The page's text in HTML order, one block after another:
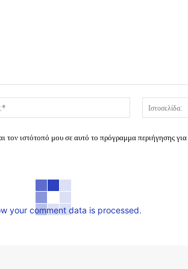
Email:*
τον ιστότοπό μου σε αυτό το πρόγραμμα περιήγησης
your comment data is processed.